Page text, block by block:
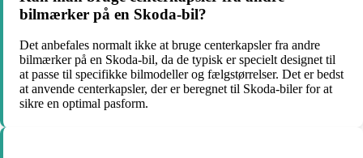
bilmærker på en Skoda-bil?
Det anbefales normalt ikke at bruge centerkapsler fra andre
bilmærker på en Skoda-bil, da de typisk er specielt designet til
at passe til specifikke bilmodeller og fælgstørrelser. Det er bedst
at anvende centerkapsler, der er beregnet til Skoda-biler for at
sikre en optimal pasform.